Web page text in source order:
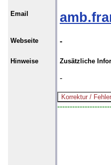
Email
Webseite -
Hinweise Zusätzliche
-